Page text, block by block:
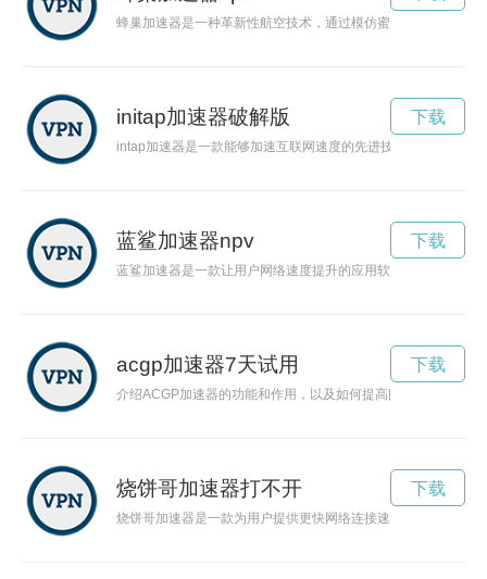
蜂巢加速器是一种革新性航空技术，通过模仿蜜蜂的飞行原理
initap加速器破解版
intap加速器是一款能够加速互联网速度的先进技术，通过它，
下载
蓝鲨加速器npv
蓝鲨加速器是一款让用户网络速度提升的应用软件，它可以通
下载
acgp加速器7天试用
介绍ACGP加速器的功能和作用，以及如何提高网络访问速度。
下载
烧饼哥加速器打不开
烧饼哥加速器是一款为用户提供更快网络连接速度的创新产品，
下载